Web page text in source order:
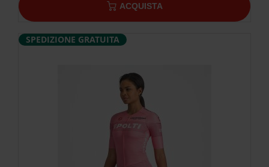
ACQUISTA
SPEDIZIONE GRATUITA